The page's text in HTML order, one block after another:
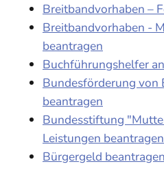
Breitbandvorhaben –
Breitbandvorhaben -
beantragen
Buchführungshelfer
Bundesförderung von
beantragen
Bundesstiftung
Leistungen beantragen
Bürgergeld beantragen